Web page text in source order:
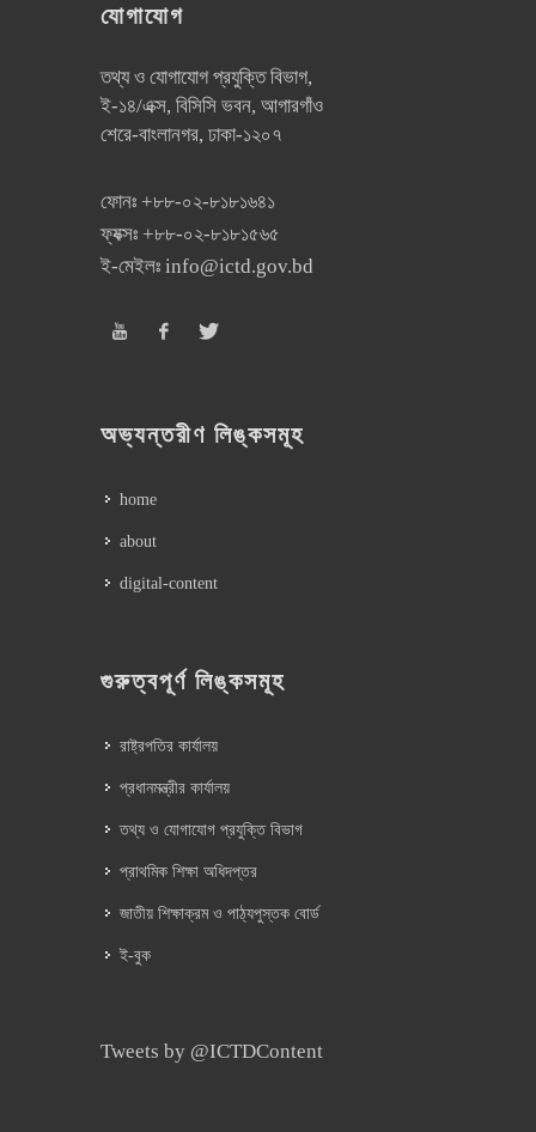
যোগাযোগ
তথ্য ও যোগাযোগ প্রযুক্তি বিভাগ,
ই-১৪/এক্স, বিসিসি ভবন, আগারগাঁও
শেরে-বাংলানগর, ঢাকা-১২০৭
ফোনঃ +৮৮-০২-৮১৮১৬৪১
ফ্যক্সঃ +৮৮-০২-৮১৮১৫৬৫
ই-মেইলঃ info@ictd.gov.bd
অভ্যন্তরীণ লিঙ্কসমূহ
home
about
digital-content
গুরুত্বপূর্ণ লিঙ্কসমূহ
রাষ্ট্রপতির কার্যালয়
প্রধানমন্ত্রীর কার্যালয়
তথ্য ও যোগাযোগ প্রযুক্তি বিভাগ
প্রাথমিক শিক্ষা অধিদপ্তর
জাতীয় শিক্ষাক্রম ও পাঠ্যপুস্তক বোর্ড
ই-বুক
Tweets by @ICTDContent